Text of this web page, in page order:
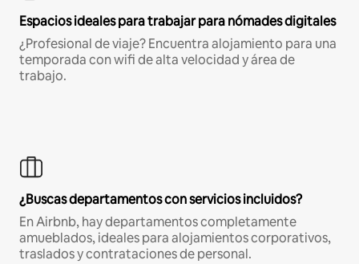
Espacios ideales para trabajar para nómades digitales
¿Profesional de viaje? Encuentra alojamiento para una
temporada con wifi de alta velocidad y área de
trabajo.
¿Buscas departamentos con servicios incluidos?
En Airbnb, hay departamentos completamente
amueblados, ideales para alojamientos corporativos,
traslados y contrataciones de personal.